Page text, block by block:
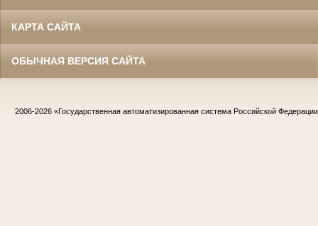
КАРТА САЙТА
ОБЫЧНАЯ ВЕРСИЯ САЙТА
2006-2026 «Государственная автоматизированная система Российской